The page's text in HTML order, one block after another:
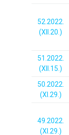
52.2022.
(XII.20.)
51.2022.
(XII.15.)
50.2022.
(XI.29.)
49.2022.
(XI.29.)